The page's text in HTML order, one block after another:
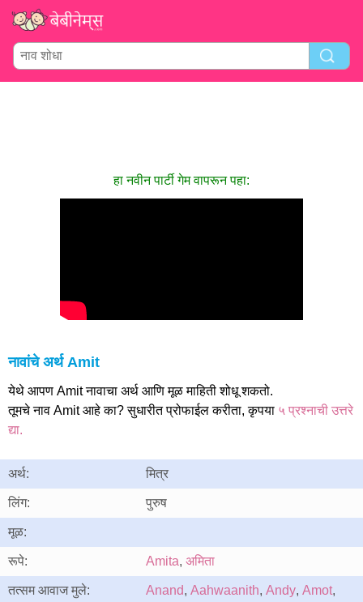
हा नवीन पार्टी गेम वापरून पहा:
नावांचे अर्थ Amit
येथे आपण Amit नावाचा अर्थ आणि मूळ माहिती शोधू शकतो.
तूमचे नाव Amit आहे का? सुधारीत प्रोफाईल करीता, कृपया ५ प्रश्नाची उत्तरे
द्या.
अर्थ: मित्र
लिंग: पुरुष
मूळ:
रूपे: Amita, अमिता
तत्सम आवाज मुले: Anand, Aahwaanith, Andy, Amot,